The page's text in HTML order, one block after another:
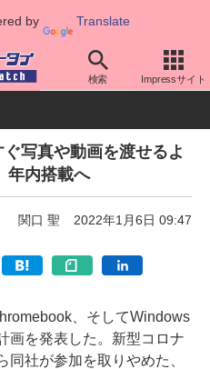
by Translate
検索 Impressサイト
アプリ・サービス
写真や動画を渡せるよ
年内搭載へ
関口 聖 2022年1月6日 09:47
、そしてWindows
画を発表した。新型コロナ
同社が参加を取りやめた、